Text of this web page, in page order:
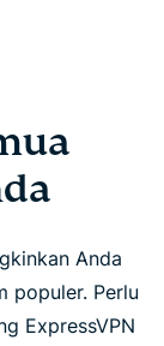
Anda
populer. Perlu
ExpressVPN